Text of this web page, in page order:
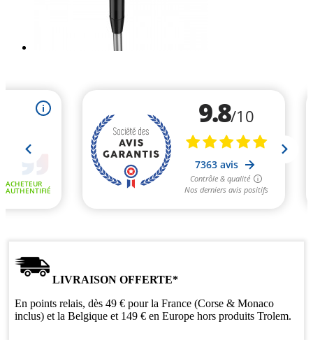
LIVRAISON OFFERTE*
En points relais, dès 49 € pour la France (Corse & Monaco
inclus) et la Belgique et 149 € en Europe hors produits Trolem.